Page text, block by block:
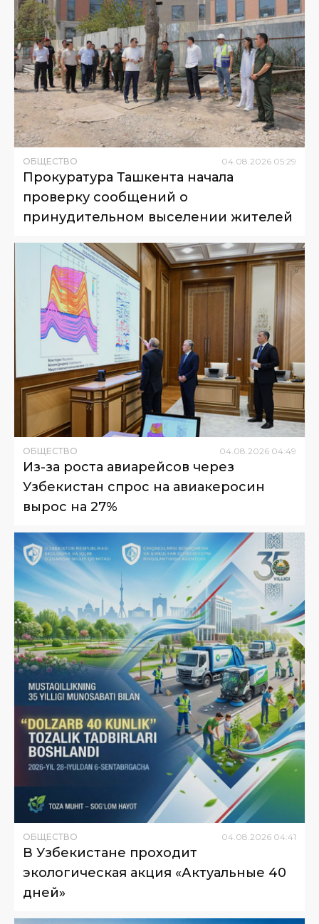
ОБЩЕСТВО 04.08.2026 05:29
Прокуратура Ташкента начала
проверку сообщений о
принудительном выселении жителей
ОБЩЕСТВО 04 08 2026 04:49
Из-за роста авиарейсов через
Узбекистан спрос на авиакеросин
вырос на 27%
ОБЩЕСТВО 04 08 2026 04:41
В Узбекистане проходит
экологическая акция «Актуальные 40
дней»